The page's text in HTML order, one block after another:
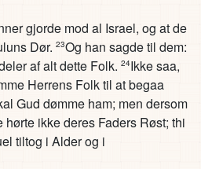
gjorde mod al Israel, og at de
Dør. 23Og han sagde til dem:
af alt dette Folk. 24Ikke saa,
Herrens Folk til at begaa
Gud dømme ham; men dersom
ikke deres Faders Røst; thi
tiltog i Alder og i